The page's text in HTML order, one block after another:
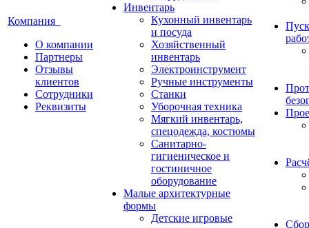
Компания
О компании
Партнеры
Отзывы
клиентов
Сотрудники
Реквизиты
Инвентарь
Кухонный инвентарь
и посуда
Хозяйственный
инвентарь
Электроинструмент
Ручные инструменты
Станки
Уборочная техника
Мягкий инвентарь,
спецодежда, костюмы
Санитарно-
гигиеническое и
гостиничное
оборудование
Малые архитектурные
формы
Детские игровые